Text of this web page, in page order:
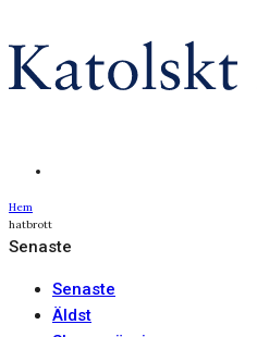
Hem
hatbrott
Senaste
Senaste
Äldst